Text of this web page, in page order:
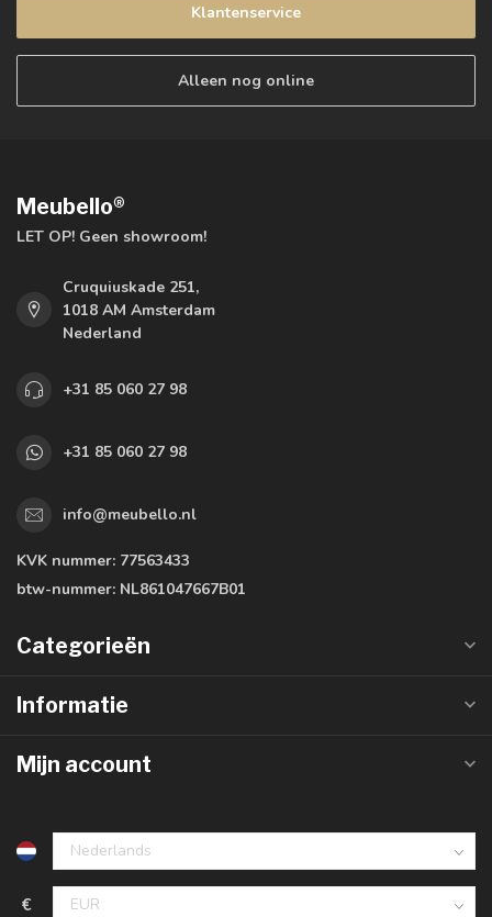
Klantenservice
Alleen nog online
Meubello®
LET OP! Geen showroom!
Cruquiuskade 251,
1018 AM Amsterdam
Nederland
+31 85 060 27 98
+31 85 060 27 98
info@meubello.nl
KVK nummer: 77563433
btw-nummer: NL861047667B01
Categorieën
Informatie
Mijn account
€